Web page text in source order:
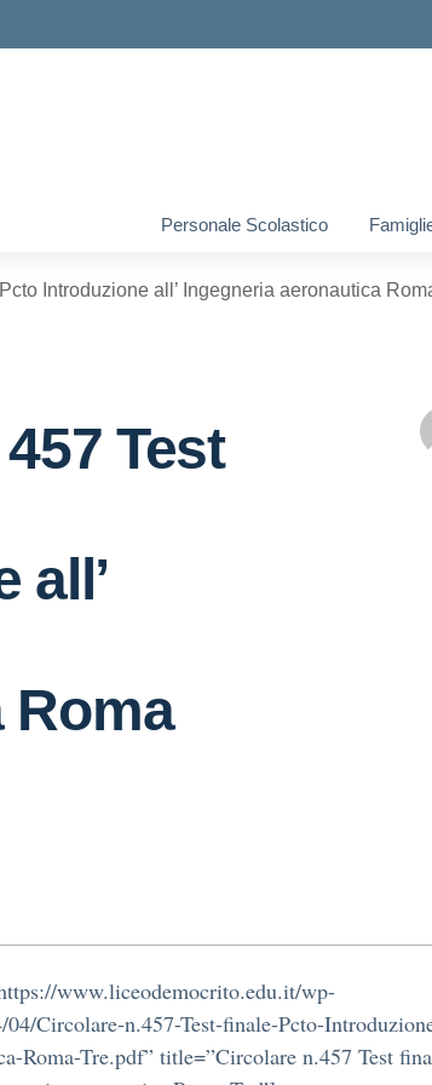
Personale Scolastico
Introduzione all’ Ingegneria aeronautica
Test
all’
Roma
www.liceodemocrito.edu.it/wp-
04/Circolare-n.457-Test-finale-Pcto-
Roma-Tre.pdf” title=”Circolare n.457 Test